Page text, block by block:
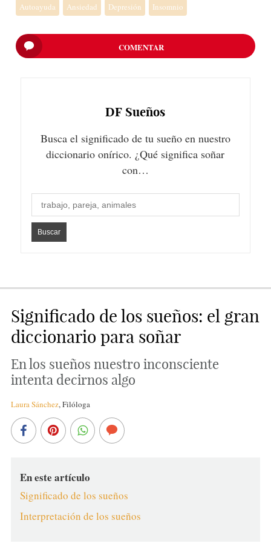
Autoayuda Ansiedad Depresión Insomnio
COMENTAR
DF Sueños
Busca el significado de tu sueño en nuestro
diccionario onírico. ¿Qué significa soñar
con…
Significado de los sueños: el gran
diccionario para soñar
En los sueños nuestro inconsciente
intenta decirnos algo
Laura Sánchez, Filóloga
En este artículo
Significado de los sueños
Interpretación de los sueños